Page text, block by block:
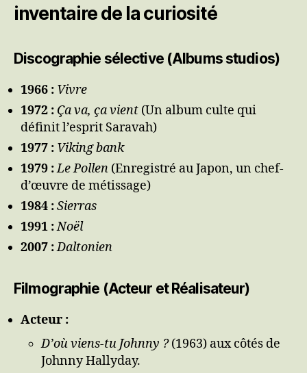
inventaire de la curiosité
Discographie sélective (Albums studios)
1966 : Vivre
1972 : Ça va, ça vient (Un album culte qui
définit l’esprit Saravah)
1977 : Viking bank
1979 :Le Pollen (Enregistré au Japon, un chef-
d’œuvre de métissage)
1984 :Sierras
1991 :Noël
2007 :Daltonien
Filmographie (Acteur et Réalisateur)
Acteur :
D’où viens-tu Johnny ?(1963) aux côtés de
Johnny Hallyday.